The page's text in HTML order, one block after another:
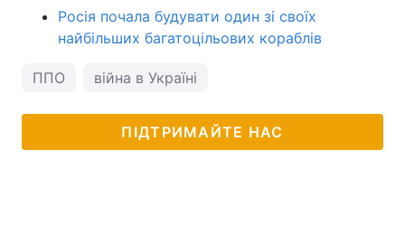
Росія почала будувати один зі своїх
найбільших багатоцільових кораблів
ППО війна в Україні
ПІДТРИМАЙТЕ НАС